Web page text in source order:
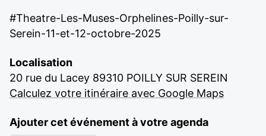
#Theatre-Les-Muses-Orphelines-Poilly-sur-
Serein-11-et-12-octobre-2025
Localisation
20 rue du Lacey 89310 POILLY SUR SEREIN
Calculez votre itinéraire avec Google Maps
Ajouter cet événement à votre agenda